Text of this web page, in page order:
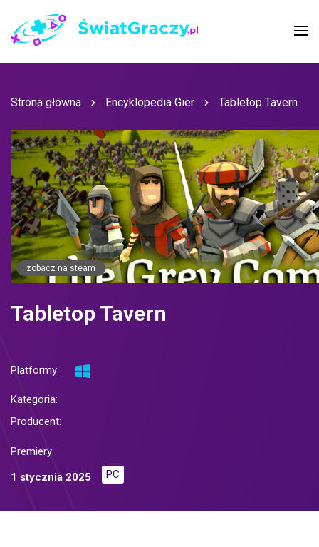
Strona główna Encyklopedia Gier Tabletop Tavern
zobacz na steam
Tabletop Tavern
Platformy:
Kategoria:
Producent:
Premiery:
1 stycznia 2025
PC